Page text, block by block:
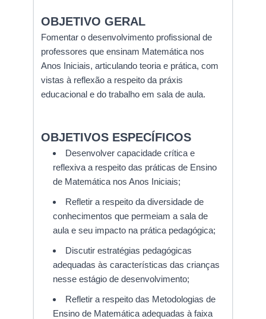
OBJETIVO GERAL
Fomentar o desenvolvimento profissional de
professores que ensinam Matemática nos
Anos Iniciais, articulando teoria e prática, com
vistas à reflexão a respeito da práxis
educacional e do trabalho em sala de aula.
OBJETIVOS ESPECÍFICOS
Desenvolver capacidade crítica e
reflexiva a respeito das práticas de Ensino
de Matemática nos Anos Iniciais;
Refletir a respeito da diversidade de
conhecimentos que permeiam a sala de
aula e seu impacto na prática pedagógica;
Discutir estratégias pedagógicas
adequadas às características das crianças
nesse estágio de desenvolvimento;
Refletir a respeito das Metodologias de
Ensino de Matemática adequadas à faixa